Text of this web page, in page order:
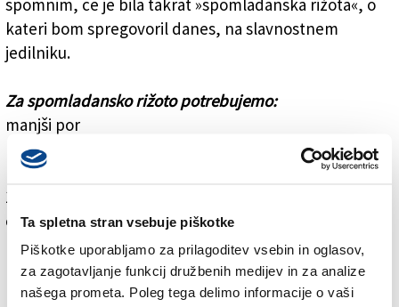
Ta spletna stran vsebuje piškotke
Piškotke uporabljamo za prilagoditev vsebin in oglasov,
za zagotavljanje funkcij družbenih medijev in za analize
našega prometa. Poleg tega delimo informacije o vaši
spomnim, če je bila takrat »spomladanska rižota«, o
kateri bom spregovoril danes, na slavnostnem
jedilniku.
Za spomladansko rižoto potrebujemo:
manjši por
manjši korenček
majhno bučko
15 dag graha (tudi globoko zmrznjenega)
en šampinjon
pol zelene paprike
pol stebla zelene
maslo